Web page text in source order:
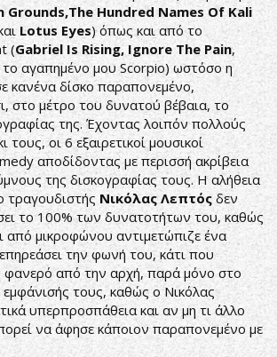
Grounds,The Hundred Names Of Kali
Lotus Eyes) όπως και από το
(Gabriel Is Rising, Ignore The Pain,
αγαπημένο μου Scorpio) ωστόσο η
κανένα δίσκο παραπονεμένο,
στο μέτρο του δυνατού βέβαια, το
της. Έχοντας λοιπόν πολλούς
τους, οι 6 εξαιρετικοί μουσικοί
αποδίδοντας με περισσή ακρίβεια
της δισκογραφίας τους. Η αλήθεια
τραγουδιστής Νικόλας Λεπτός δεν
το 100% των δυνατοτήτων του, καθώς
από μικροφώνου αντιμετώπιζε ένα
την φωνή του, κάτι που
από την αρχή, παρά μόνο στο
εμφάνισής τους, καθώς ο Νικόλας
υπερπροσπάθεια και αν μη τι άλλο
να άφησε κάποιον παραπονεμένο με